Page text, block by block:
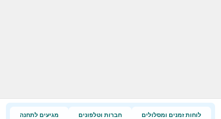
לוחות זמנים ומסלולים חברות וטלפונים מגיעים לתחנה